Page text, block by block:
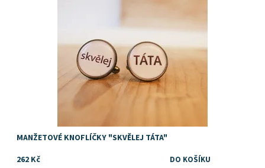
MANŽETOVÉ KNOFLÍČKY "SKVĚLEJ TÁTA"
262 Kč